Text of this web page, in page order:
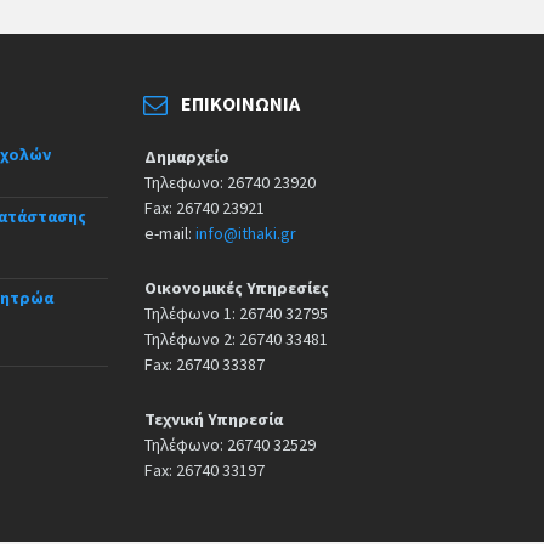
ΕΠΙΚΟΙΝΩΝΊΑ
Δημαρχείο
Τηλεφωνο: 26740 23920
Fax: 26740 23921
e-mail:info@ithaki.gr
Οικονομικές Υπηρεσίες
Τηλέφωνο 1: 26740 32795
Τηλέφωνο 2: 26740 33481
Fax: 26740 33387
Τεχνική Υπηρεσία
Τηλέφωνο: 26740 32529
Fax: 26740 33197